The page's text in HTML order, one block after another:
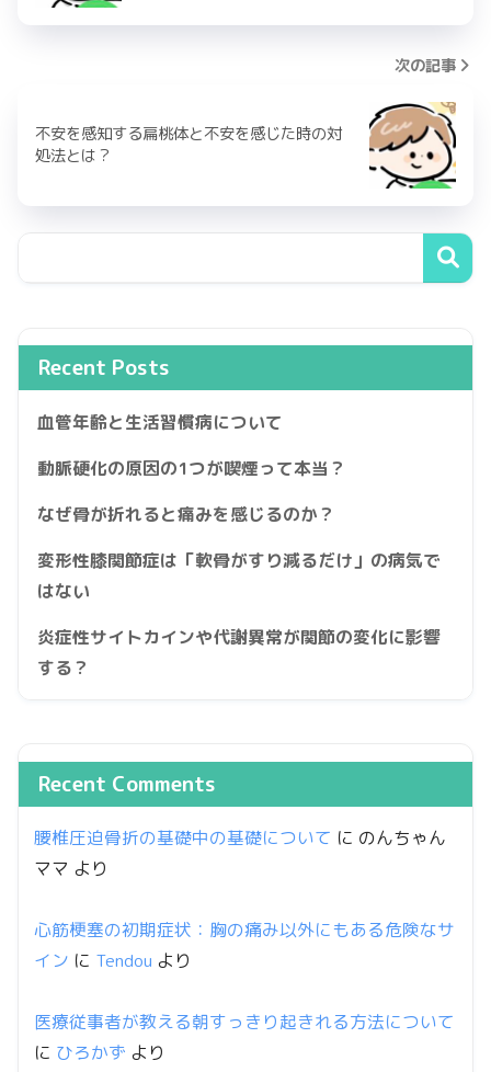
次の記事
不安を感知する扁桃体と不安を感じた時の対
処法とは？
Recent Posts
血管年齢と生活習慣病について
動脈硬化の原因の1つが喫煙って本当？
なぜ骨が折れると痛みを感じるのか？
変形性膝関節症は「軟骨がすり減るだけ」の病気で
はない
炎症性サイトカインや代謝異常が関節の変化に影響
する？
Recent Comments
腰椎圧迫骨折の基礎中の基礎について に のんちゃん
ママ より
心筋梗塞の初期症状：胸の痛み以外にもある危険なサ
イン に Tendou より
医療従事者が教える朝すっきり起きれる方法について
に ひろかず より